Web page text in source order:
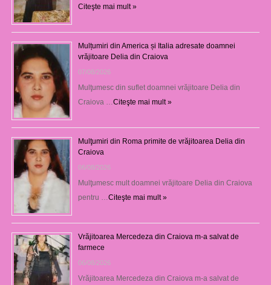
Citeşte mai mult »
Mulțumiri din America și Italia adresate doamnei
vrăjitoare Delia din Craiova
07/08/2026
Mulţumesc din suflet doamnei vrăjitoare Delia din
Craiova … Citeşte mai mult »
Mulţumiri din Roma primite de vrăjitoarea Delia din
Craiova
06/08/2026
Mulţumesc mult doamnei vrăjitoare Delia din Craiova
pentru … Citeşte mai mult »
Vrăjitoarea Mercedeza din Craiova m-a salvat de
farmece
06/08/2026
Vrăjitoarea Mercedeza din Craiova m-a salvat de